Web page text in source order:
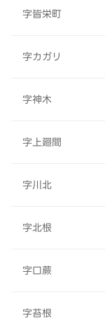
字皆栄町
字カガリ
字神木
字上廻間
字川北
字北根
字口蕨
字苔根